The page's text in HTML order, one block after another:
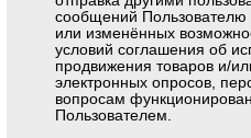
сообщений
или изменённых
условий соглашения об
продвижения товаров и/
электронных опросов,
вопросам
Пользователем.